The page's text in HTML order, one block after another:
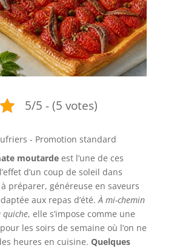
5/5 - (5 votes)
moutardeest l’une de ces
d’un coup de soleil dans
préparer, généreuse en saveurs
aux repas d’été. À mi-chemin
, elle s’impose comme une
les soirs de semaine où l’on ne
heures en cuisine. Quelques